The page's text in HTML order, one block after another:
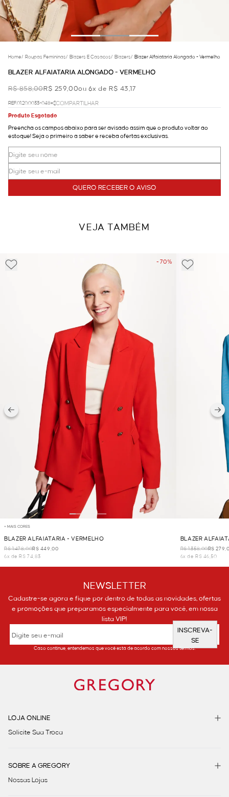
Home/ Roupas Femininas/ Blazers E Casacos/ Blazers/ Blazer Alfaiataria Alongado - Vermelho
BLAZER ALFAIATARIA ALONGADO - VERMELHO
R$ 858,00R$ 259,00ou 6x de R$ 43,17
REF.01.20.0033-048
COMPARTILHAR
Produto Esgotado
Preencha os campos abaixo para ser avisado assim que o produto voltar ao
estoque! Seja o primeiro a saber e receba ofertas exclusivas.
QUERO RECEBER O AVISO
VEJA TAMBÉM
- 70%
+ MAIS CORES
BLAZER ALFAIATARIA - VERMELHO
R$ 1.478,00R$ 449,00
6x de R$ 74,83
BLAZER
R$ 1.358,00R$
6x de R$ 46,50
NEWSLETTER
Cadastre-se agora e fique por dentro de todas as novidades, ofertas
e promoções que preparamos especialmente para você, em nossa
lista VIP!
INSCREVA-
SE
Caso continue, entendemos que você está de acordo com nossos termos.
LOJA ONLINE
Solicite Sua Troca
SOBRE A GREGORY
Nossas Lojas